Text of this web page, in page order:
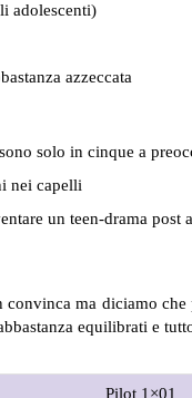
adolescenti)
azzeccata
solo in cinque a
nei capelli
un teen-drama post
convinca ma diciamo
equilibrati e
Pilot 1×01